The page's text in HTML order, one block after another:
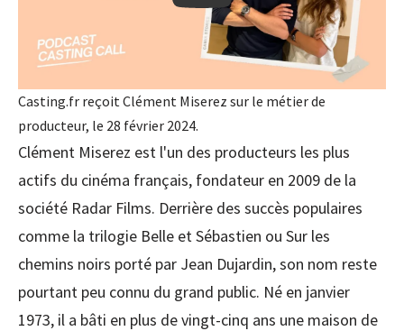
Casting.fr reçoit Clément Miserez sur le métier de
producteur, le 28 février 2024.
Clément Miserez est l'un des producteurs les plus
actifs du cinéma français, fondateur en 2009 de la
société Radar Films. Derrière des succès populaires
comme la trilogie Belle et Sébastien ou Sur les
chemins noirs porté par Jean Dujardin, son nom reste
pourtant peu connu du grand public. Né en janvier
1973, il a bâti en plus de vingt-cinq ans une maison de